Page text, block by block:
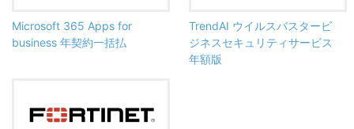
Microsoft 365 Apps for
business 年契約一括払
TrendAI ウイルスバスタービ
ジネスセキュリティサービス
年額版